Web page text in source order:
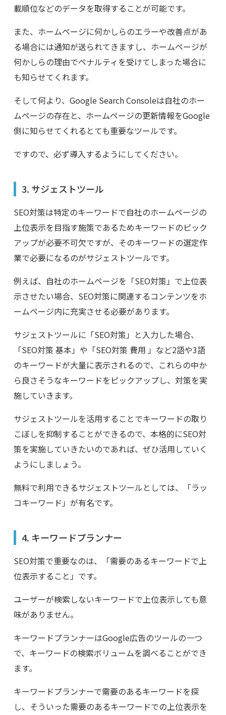
載順位などのデータを取得することが可能です。
また、ホームページに何かしらのエラーや改善点があ
る場合には通知が送られてきますし、ホームページが
何かしらの理由でペナルティを受けてしまった場合に
も知らせてくれます。
そして何より、 Google Search Consoleは自社のホー
ムページの存在と、ホームページの更新情報をGoogle
側に知らせてくれるとても重要なツールです。
ですので、必ず導入するようにしてください。
3. サジェストツール
SEO対策は特定のキーワードで自社のホームページの
上位表示を目指す施策であるためキーワードのピック
アップが必要不可欠ですが、そのキーワードの選定作
業で必要になるのがサジェストツールです。
例えば、自社のホームページを「SEO対策」で上位表
示させたい場合、 SEO対策に関連するコンテンツをホ
ームページ内に充実させる必要があります。
サジェストツールに「SEO対策」と入力した場合、
「SEO対策 基本」や「SEO対策 費用 」など2語や3語
のキーワードが大量に表示されるので、これらの中か
ら良さそうなキーワードをピックアップし、対策を実
施していきます。
サジェストツールを活用することでキーワードの取り
こぼしを抑制することができるので、本格的にSEO対
策を実施していきたいのであれば、ぜひ活用していく
ようにしましょう。
無料で利用できるサジェストツールとしては、「ラッ
コキーワード」が有名です。
4. キーワードプランナー
SEO対策で重要なのは、「需要のあるキーワードで上
位表示すること」です。
ユーザーが検索しないキーワードで上位表示しても意
味がありません。
キーワードプランナーはGoogle広告のツールの一つ
で、キーワードの検索ボリュームを調べることができ
ます。
キーワードプランナーで需要のあるキーワードを探
し、そういった需要のあるキーワードでの上位表示を